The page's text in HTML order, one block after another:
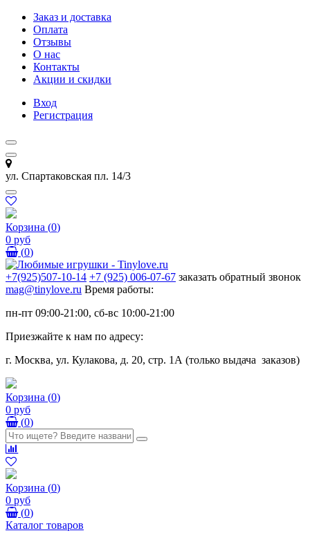
Заказ и доставка
Оплата
Отзывы
О нас
Контакты
Акции и скидки
Вход
Регистрация
ул. Спартаковская пл. 14/3
Корзина (0)
0 руб
(0)
+7(925)507-10-14 +7 (925) 006-07-67 заказать обратный звонок
mag@tinylove.ru Время работы:
пн-пт 09:00-21:00, сб-вс 10:00-21:00
Приезжайте к нам по адресу:
г. Москва, ул. Кулакова, д. 20, стр. 1А (только выдача заказов)
Корзина (0)
0 руб
(0)
Корзина (0)
0 руб
(0)
Каталог товаров